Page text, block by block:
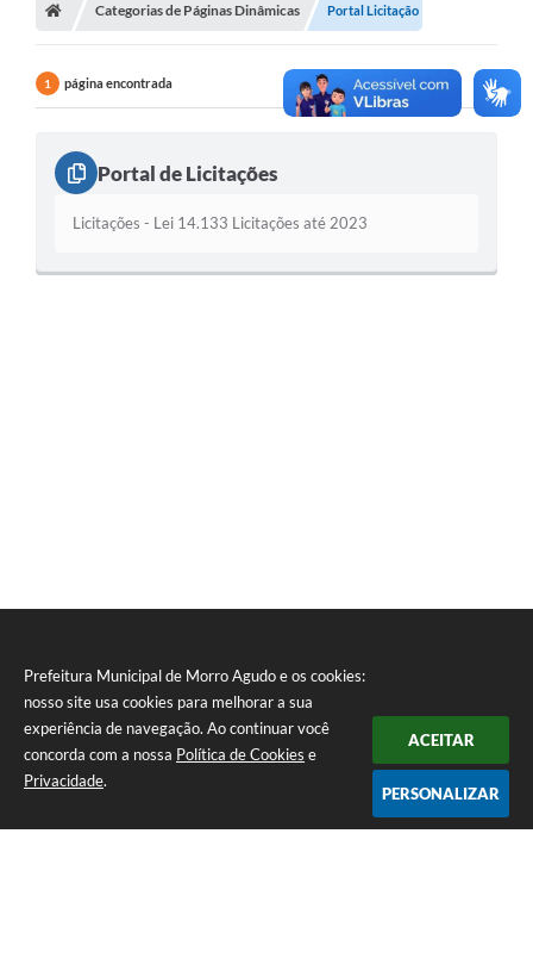
Prefeitura Municipal de Morro Agudo e os cookies:
nosso site usa cookies para melhorar a sua
experiência de navegação. Ao continuar você
concorda com a nossa Política de Cookies e
Privacidade.
ACEITAR
PERSONALIZAR
Categorias de Páginas Dinâmicas Portal Licitação
1 página encontrada
Portal de Licitações
Licitações - Lei 14.133 Licitações até 2023